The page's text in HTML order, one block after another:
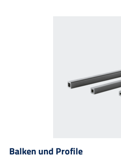
Balken und Profile